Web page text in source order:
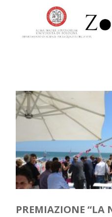
PREMIAZIONE “LA